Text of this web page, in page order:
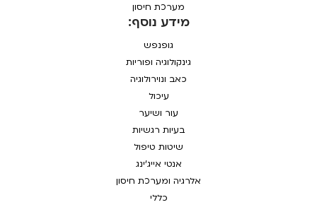
מערכת חיסון
מידע נוסף:
גופנפש
גינקולוגיה ופוריות
כאב ונוירולוגיה
עיכול
עור ושיער
בעיות רגשיות
שיטות טיפול
אנטי אייג'ינג
אלרגיה ומערכת חיסון
כללי